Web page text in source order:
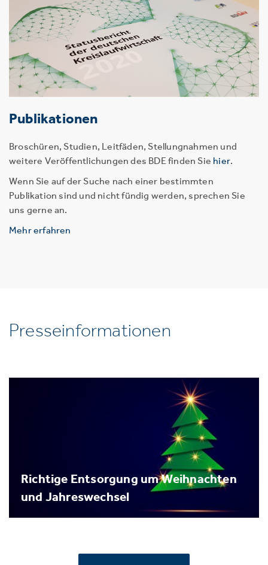
Publikationen
Broschüren, Studien, Leitfäden, Stellungnahmen und
weitere Veröffentlichungen des BDE finden Sie hier.
Wenn Sie auf der Suche nach einer bestimmten
Publikation sind und nicht fündig werden, sprechen Sie
uns gerne an.
Mehr erfahren
Presseinformationen
Richtige Entsorgung um Weihnachten
und Jahreswechsel